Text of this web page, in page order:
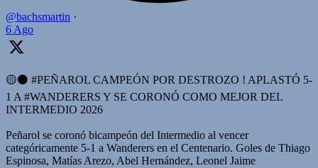
@bachsmartin ·
6 Ago
🟡⚫️ #PEÑAROL CAMPEÓN POR DESTROZO ! APLASTÓ 5-
1 A #WANDERERS Y SE CORONÓ COMO MEJOR DEL
INTERMEDIO 2026
Peñarol se coronó bicampeón del Intermedio al vencer
categóricamente 5-1 a Wanderers en el Centenario. Goles de Thiago
Espinosa, Matías Arezo, Abel Hernández, Leonel Jaime